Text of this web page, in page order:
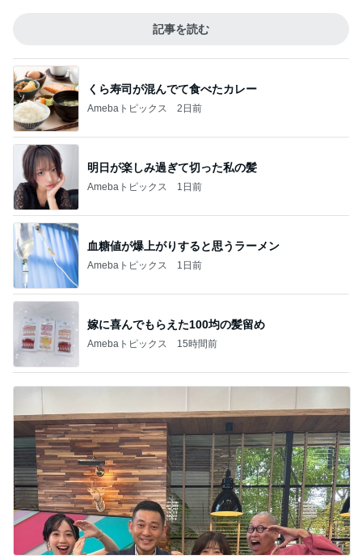
記事を読む
くら寿司が混んでて食べたカレー
Amebaトピックス 2日前
明日が楽しみ過ぎて切った私の髪
Amebaトピックス 1日前
血糖値が爆上がりすると思うラーメン
Amebaトピックス 1日前
嫁に喜んでもらえた100均の髪留め
Amebaトピックス 15時間前